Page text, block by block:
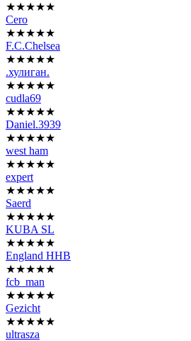
★★★★★
Cero
★★★★★
F.C.Chelsea
★★★★★
.хулиган.
★★★★★
cudla69
★★★★★
Daniel.3939
★★★★★
west ham
★★★★★
expert
★★★★★
Saerd
★★★★★
KUBA SL
★★★★★
England HHB
★★★★★
fcb_man
★★★★★
Gezicht
★★★★★
ultrasza